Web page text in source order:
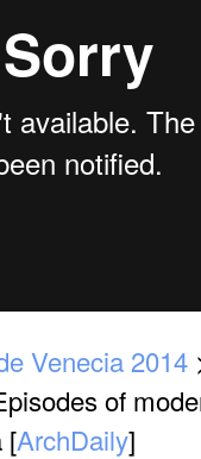
Venecia 2014
of
[ArchDaily]